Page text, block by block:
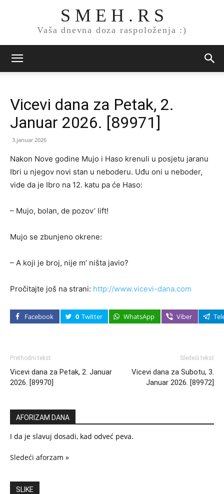
S M E H . R S
Vaša dnevna doza raspoloženja :)
Vicevi dana za Petak, 2.
Januar 2026. [89971]
3.januar 2026
Nakon Nove godine Mujo i Haso krenuli u posjetu jaranu
Ibri u njegov novi stan u neboderu. Uđu oni u neboder,
vide da je Ibro na 12. katu pa će Haso:
– Mujo, bolan, de pozov’ lift!
Mujo se zbunjeno okrene:
– A koji je broj, nije m’ ništa javio?
Pročitajte još na strani: http://www.vicevi-dana.com
Facebook 0 Twitter WhatsApp Viber
Prethodni tekst
Vicevi dana za Petak, 2. Januar
2026. [89970]
Sledeći tekst
Vicevi dana za Subotu, 3.
Januar 2026. [89972]
AFORIZAM DANA
I da je slavuj dosadi, kad odveć peva.
Sledeći aforzam »
SLIKE